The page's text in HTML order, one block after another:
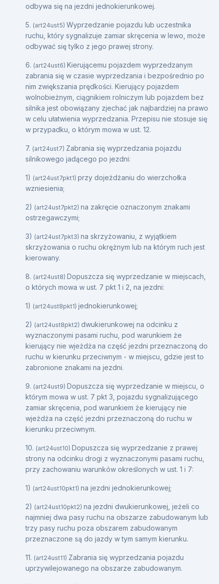
odbywa się na jezdni jednokierunkowej.
5. (art24ust5) Wyprzedzanie pojazdu lub uczestnika
ruchu, który sygnalizuje zamiar skręcenia w lewo, może
odbywać się tylko z jego prawej strony.
6. (art24ust6) Kierującemu pojazdem wyprzedzanym
zabrania się w czasie wyprzedzania i bezpośrednio po
nim zwiększania prędkości. Kierujący pojazdem
wolnobieżnym, ciągnikiem rolniczym lub pojazdem bez
silnika jest obowiązany zjechać jak najbardziej na prawo
w celu ułatwienia wyprzedzania. Przepisu nie stosuje się
w przypadku, o którym mowa w ust. 12.
7. (art24ust7) Zabrania się wyprzedzania pojazdu
silnikowego jadącego po jezdni:
1) (art24ust7pkt1) przy dojeżdżaniu do wierzchołka
wzniesienia;
2) (art24ust7pkt2) na zakręcie oznaczonym znakami
ostrzegawczymi;
3) (art24ust7pkt3) na skrzyżowaniu, z wyjątkiem
skrzyżowania o ruchu okrężnym lub na którym ruch jest
kierowany.
8. (art24ust8) Dopuszcza się wyprzedzanie w miejscach,
o których mowa w ust. 7 pkt 1 i 2, na jezdni:
1) (art24ust8pkt1) jednokierunkowej;
2) (art24ust8pkt2) dwukierunkowej na odcinku z
wyznaczonymi pasami ruchu, pod warunkiem że
kierujący nie wjeżdża na część jezdni przeznaczoną do
ruchu w kierunku przeciwnym - w miejscu, gdzie jest to
zabronione znakami na jezdni.
9. (art24ust9) Dopuszcza się wyprzedzanie w miejscu, o
którym mowa w ust. 7 pkt 3, pojazdu sygnalizującego
zamiar skręcenia, pod warunkiem że kierujący nie
wjeżdża na część jezdni przeznaczoną do ruchu w
kierunku przeciwnym.
10. (art24ust10) Dopuszcza się wyprzedzanie z prawej
strony na odcinku drogi z wyznaczonymi pasami ruchu,
przy zachowaniu warunków określonych w ust. 1 i 7:
1) (art24ust10pkt1) na jezdni jednokierunkowej;
2) (art24ust10pkt2) na jezdni dwukierunkowej, jeżeli co
najmniej dwa pasy ruchu na obszarze zabudowanym lub
trzy pasy ruchu poza obszarem zabudowanym
przeznaczone są do jazdy w tym samym kierunku.
11. (art24ust11) Zabrania się wyprzedzania pojazdu
uprzywilejowanego na obszarze zabudowanym.